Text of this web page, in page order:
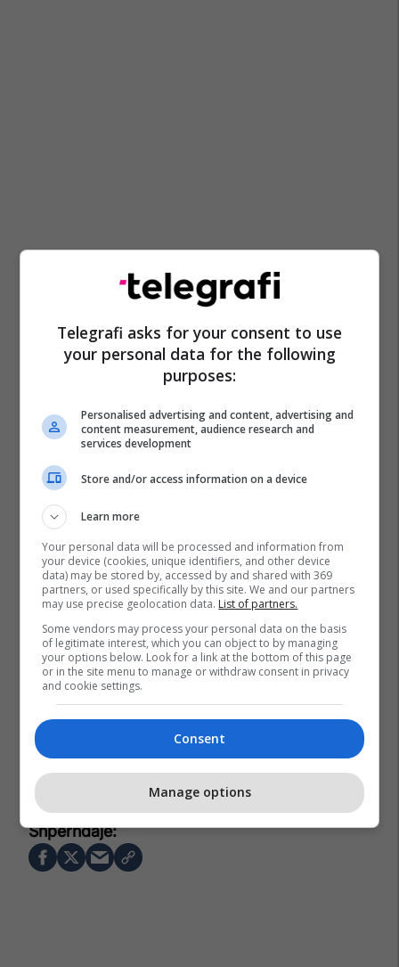
Donald Trump
Hector Rusthenford Guerrero Flores
Telegrafi asks for your consent to use
your personal data for the following
purposes:
Personalised advertising and content, advertising and
content measurement, audience research and
services development
Store and/or access information on a device
Learn more
Your personal data will be processed and information from
your device (cookies, unique identifiers, and other device
data) may be stored by, accessed by and shared with 369
partners, or used specifically by this site. We and our partners
may use precise geolocation data. List of partners.
Some vendors may process your personal data on the basis
of legitimate interest, which you can object to by managing
your options below. Look for a link at the bottom of this page
or in the site menu to manage or withdraw consent in privacy
and cookie settings.
Consent
Manage options